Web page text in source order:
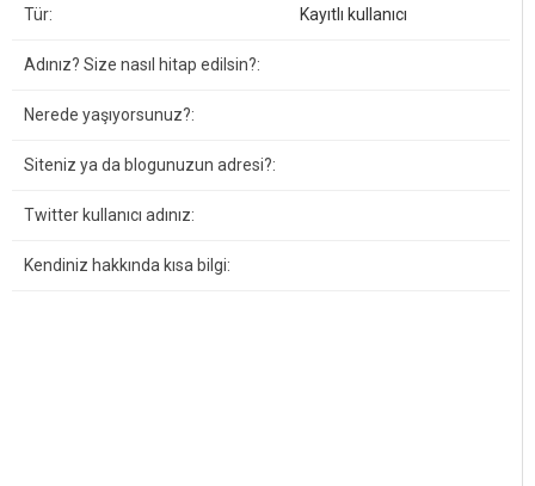
Tür: Kayıtlı kullanıcı
Adınız? Size nasıl hitap edilsin?:
Nerede yaşıyorsunuz?:
Siteniz ya da blogunuzun adresi?:
Twitter kullanıcı adınız:
Kendiniz hakkında kısa bilgi: